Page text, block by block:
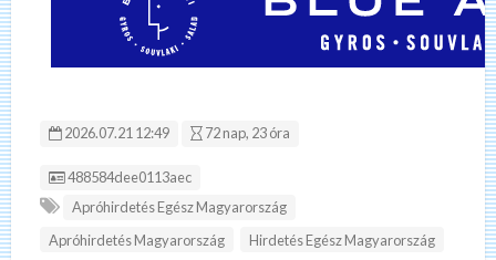
2026.07.21 12:49 72 nap, 23 óra
Hirdetés ID:
488584dee0113aec
Apróhirdetés Egész Magyarország
Apróhirdetés Magyarország
Hirdetés Egész Magyarország